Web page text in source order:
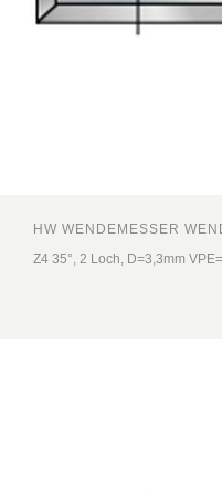
HW WENDEMESSER
Z4 35°, 2 Loch, D=3,3mm